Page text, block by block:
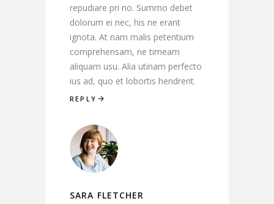
repudiare pri no. Summo debet
dolorum ei nec, his ne erant
ignota. At nam malis petentium
comprehensam, ne timeam
aliquam usu. Alia utinam perfecto
ius ad, quo et lobortis hendrerit.
REPLY
SARA FLETCHER